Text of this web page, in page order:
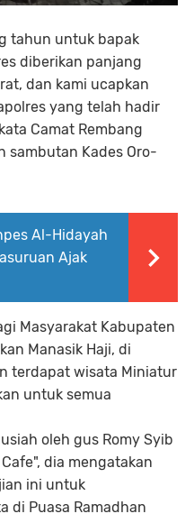
tahun untuk bapak
diberikan panjang
dan kami ucapkan
yang telah hadir
Camat Rembang
sambutan Kades Oro-
Al-Hidayah
Ajak
Masyarakat Kabupaten
Manasik Haji, di
terdapat wisata Miniatur
untuk semua
oleh gus Romy Syib
dia mengatakan
ini untuk
di Puasa Ramadhan